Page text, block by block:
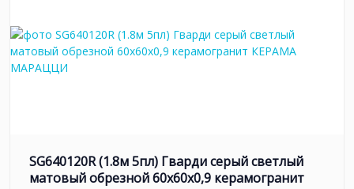
SG640120R (1.8м 5пл) Гварди серый светлый
матовый обрезной 60x60x0,9 керамогранит